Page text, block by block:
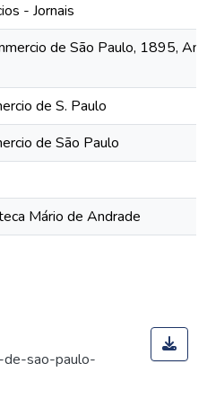
- Jornais
de São Paulo, 1895,
de S. Paulo
de São Paulo
Mário de Andrade
de-sao-paulo-